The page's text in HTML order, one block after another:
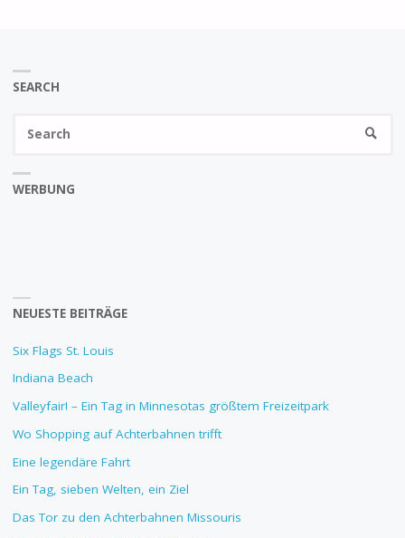
SEARCH
WERBUNG
NEUESTE BEITRÄGE
Six Flags St. Louis
Indiana Beach
Valleyfair! – Ein Tag in Minnesotas größtem Freizeitpark
Wo Shopping auf Achterbahnen trifft
Eine legendäre Fahrt
Ein Tag, sieben Welten, ein Ziel
Das Tor zu den Achterbahnen Missouris